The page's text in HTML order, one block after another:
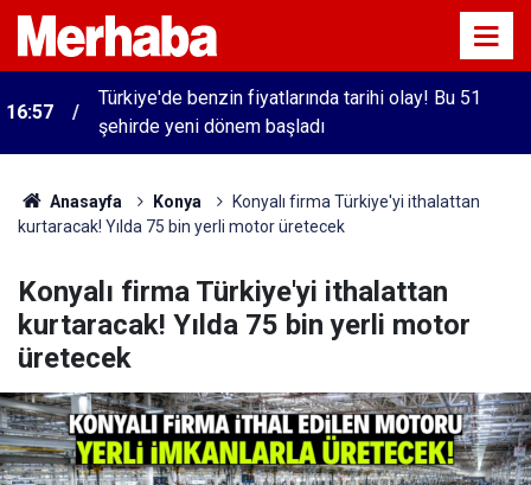
16:57
Türkiye'de benzin fiyatlarında tarihi olay! Bu 51
şehirde yeni dönem başladı
Anasayfa Konya
Konyalı firma Türkiye'yi ithalattan
kurtaracak! Yılda 75 bin yerli motor üretecek
Konyalı firma Türkiye'yi ithalattan
kurtaracak! Yılda 75 bin yerli motor
üretecek